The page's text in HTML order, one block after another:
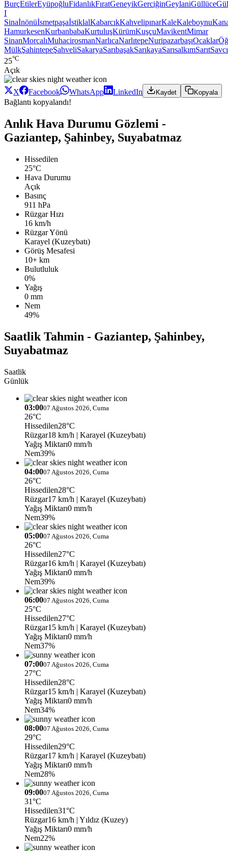
BurçEtilerEyüpoğluFidanlıkFıratGeneyikGerciğinGeylaniGüllüce
I
SinaİnönüİsmetpaşaİstiklalKabarcıkKahvelipınarKaleKaleboynu
HamurkesenKurbanbabaKurtuluşKürümKuşçuMavikentMimar
SinanMorcalıMuhacirosmanNarlıcaNarlıtepeNuripazarbaşıOcaklar
MülkŞahintepeŞahveliSakaryaSarıbaşakSarıkayaSarısalkımSarıt
25°C
Açık
X Facebook WhatsApp LinkedIn Kaydet Kopyala
Bağlantı kopyalandı!
Anlık Hava Durumu Gözlemi -
Gaziantep, Şahinbey, Suyabatmaz
Hissedilen
25°C
Hava Durumu
Açık
Basınç
911 hPa
Rüzgar Hızı
16 km/h
Rüzgar Yönü
Karayel (Kuzeybatı)
Görüş Mesafesi
10+ km
Bulutluluk
0%
Yağış
0 mm
Nem
49%
Saatlik Tahmin - Gaziantep, Şahinbey,
Suyabatmaz
Saatlik
Günlük
03:0007 Ağustos 2026, Cuma
26°C
Hissedilen28°C
Rüzgar18 km/h | Karayel (Kuzeybatı)
Yağış Miktarı0 mm/h
Nem39%
04:0007 Ağustos 2026, Cuma
26°C
Hissedilen28°C
Rüzgar17 km/h | Karayel (Kuzeybatı)
Yağış Miktarı0 mm/h
Nem39%
05:0007 Ağustos 2026, Cuma
26°C
Hissedilen27°C
Rüzgar16 km/h | Karayel (Kuzeybatı)
Yağış Miktarı0 mm/h
Nem39%
06:0007 Ağustos 2026, Cuma
25°C
Hissedilen27°C
Rüzgar15 km/h | Karayel (Kuzeybatı)
Yağış Miktarı0 mm/h
Nem37%
07:0007 Ağustos 2026, Cuma
27°C
Hissedilen28°C
Rüzgar15 km/h | Karayel (Kuzeybatı)
Yağış Miktarı0 mm/h
Nem34%
08:0007 Ağustos 2026, Cuma
29°C
Hissedilen29°C
Rüzgar17 km/h | Karayel (Kuzeybatı)
Yağış Miktarı0 mm/h
Nem28%
09:0007 Ağustos 2026, Cuma
31°C
Hissedilen31°C
Rüzgar16 km/h | Yıldız (Kuzey)
Yağış Miktarı0 mm/h
Nem22%